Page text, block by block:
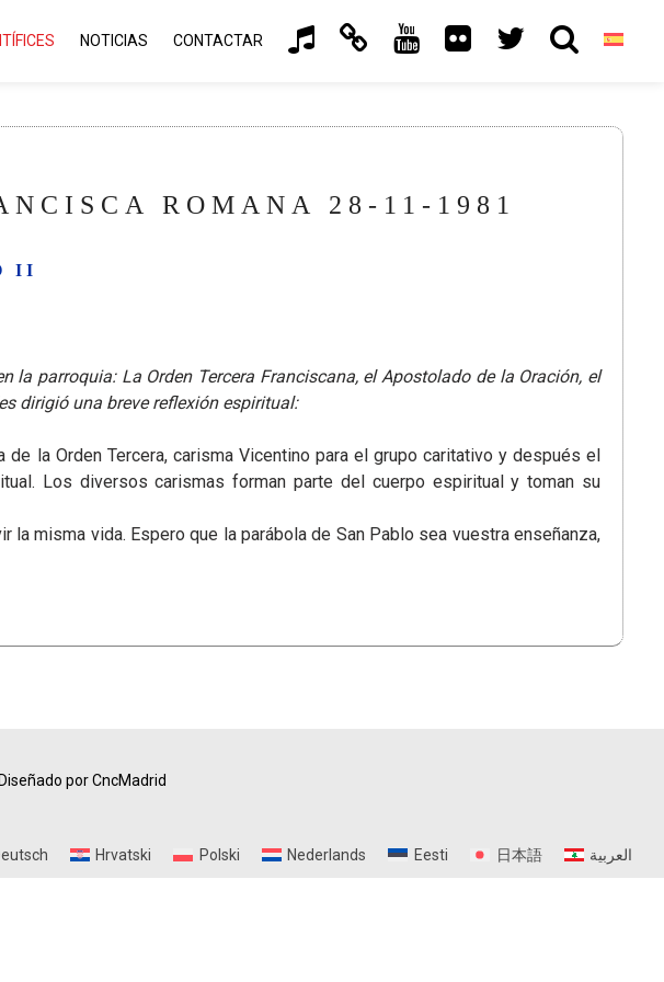
NOTICIAS CONTACTAR
ROMANA 28-11-1981
II
parroquia: La Orden Tercera Franciscana, el Apostolado de la Oración, el
dirigió una breve reflexión espiritual:
la Orden Tercera, carisma Vicentino para el grupo caritativo y después el
Los diversos carismas forman parte del cuerpo espiritual y toman su
misma vida. Espero que la parábola de San Pablo sea vuestra enseñanza,
Diseñado por CncMadrid
Hrvatski Polski Nederlands Eesti 日本語 العربية